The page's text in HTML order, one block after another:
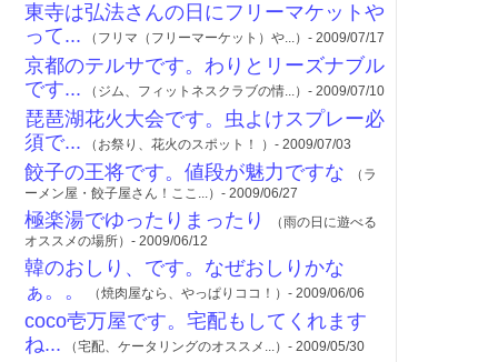
東寺は弘法さんの日にフリーマケットや
って... （フリマ（フリーマーケット）や...）- 2009/07/17
京都のテルサです。わりとリーズナブル
です... （ジム、フィットネスクラブの情...）- 2009/07/10
琵琶湖花火大会です。虫よけスプレー必
須で... （お祭り、花火のスポット！ ）- 2009/07/03
餃子の王将です。値段が魅力ですな
（ラ
ーメン屋・餃子屋さん！ここ...）- 2009/06/27
極楽湯でゆったりまったり
（雨の日に遊べる
オススメの場所）- 2009/06/12
韓のおしり、です。なぜおしりかな
ぁ。。
（焼肉屋なら、やっぱりココ！）- 2009/06/06
coco壱万屋です。宅配もしてくれます
ね... （宅配、ケータリングのオススメ...）- 2009/05/30